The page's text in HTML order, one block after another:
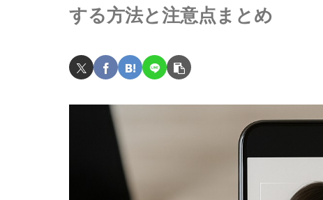
する方法と注意点まとめ